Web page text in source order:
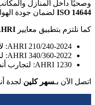
وصحيًا داخل المنازل
ISO 14644 لضمان جودة
كما نلتزم بتطبيق معايير
AHRI 210/240-2024: لأداء وكفاءة وحدات التكييف السكنية.
AHRI 340/360-2022: لمعايير الأداء التجاري والصناعي.
AHRI 1230: لتجارب أنظمة تدفق المبرد المتغير (VRF).
اتصل الآن بـسهر كلين لجدة